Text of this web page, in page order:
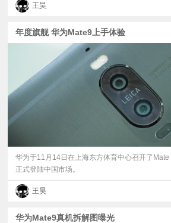
王昊
年度旗舰 华为Mate9上手体验
华为于11月14日在上海东方体育中心召开了
正式登陆中国市场。
王昊
华为Mate9真机拆解图曝光